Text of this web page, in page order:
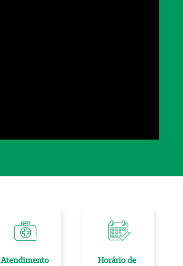
Atendimento
Horário de